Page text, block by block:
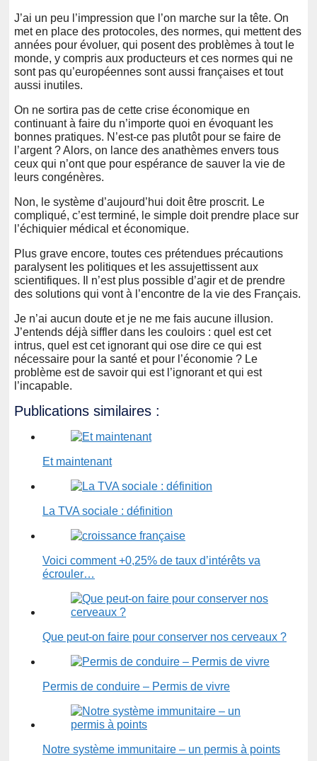
J’ai un peu l’impression que l’on marche sur la tête. On
met en place des protocoles, des normes, qui mettent des
années pour évoluer, qui posent des problèmes à tout le
monde, y compris aux producteurs et ces normes qui ne
sont pas qu’européennes sont aussi françaises et tout
aussi inutiles.
On ne sortira pas de cette crise économique en
continuant à faire du n’importe quoi en évoquant les
bonnes pratiques. N’est-ce pas plutôt pour se faire de
l’argent ? Alors, on lance des anathèmes envers tous
ceux qui n’ont que pour espérance de sauver la vie de
leurs congénères.
Non, le système d’aujourd’hui doit être proscrit. Le
compliqué, c’est terminé, le simple doit prendre place sur
l’échiquier médical et économique.
Plus grave encore, toutes ces prétendues précautions
paralysent les politiques et les assujettissent aux
scientifiques. Il n’est plus possible d’agir et de prendre
des solutions qui vont à l’encontre de la vie des Français.
Je n’ai aucun doute et je ne me fais aucune illusion.
J’entends déjà siffler dans les couloirs : quel est cet
intrus, quel est cet ignorant qui ose dire ce qui est
nécessaire pour la santé et pour l’économie ? Le
problème est de savoir qui est l’ignorant et qui est
l’incapable.
Publications similaires :
Et maintenant
La TVA sociale : définition
Voici comment + 0,25% de taux d’intérêts va
écrouler…
Que peut-on faire pour conserver nos cerveaux ?
Permis de conduire – Permis de vivre
Notre système immunitaire – un permis à points